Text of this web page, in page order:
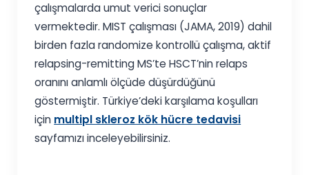
çalışmalarda umut verici sonuçlar
vermektedir. MIST çalışması (JAMA, 2019) dahil
birden fazla randomize kontrollü çalışma, aktif
relapsing-remitting MS’te HSCT’nin relaps
oranını anlamlı ölçüde düşürdüğünü
göstermiştir. Türkiye’deki karşılama koşulları
için multipl skleroz kök hücre tedavisi
sayfamızı inceleyebilirsiniz.